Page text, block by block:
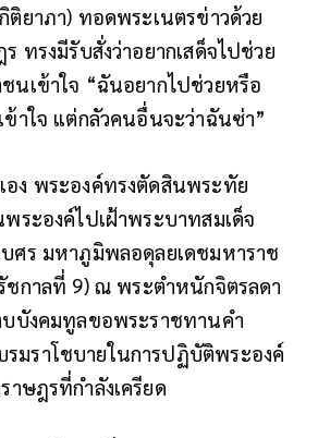
ติยาภา) ทอดพระเนตรข่าวด้วย
ทรงมีรับสั่งว่าอยากเสด็จไปช่วย
นเข้าใจ “ฉันอยากไปช่วยหรือ
ข้าใจ แต่กลัวคนอื่นจะว่าฉันซ่า”
ง พระองค์ทรงตัดสินพระทัย
พระองค์ไปเฝ้าพระบาทสมเด็จ
ศร มหาภูมิพลอดุลยเดชมหาราช
กาลที่ 9) ณ พระตำหนักจิตรลดา
บบังคมทูลขอพระราชทานคำ
มราโชบายในการปฏิบัติพระองค์
าษฎรที่กำลังเครียด